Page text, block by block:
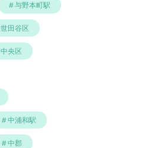
与野本町駅
世田谷区
中央区
中浦和駅
中郡